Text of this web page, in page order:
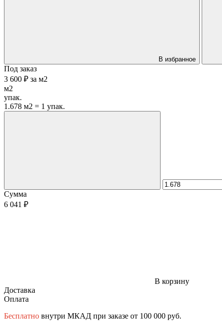
В избранное
Под заказ
3 600 ₽ за м2
м2
упак.
1.678 м2 = 1 упак.
Сумма
6 041 ₽
В корзину
Доставка
Оплата
Бесплатно внутри МКАД при заказе от 100 000 руб.